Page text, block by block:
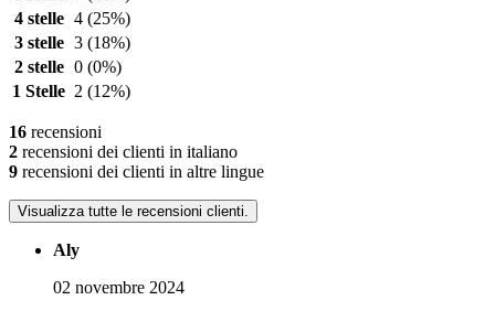
4 stelle 4 (25%)
3 stelle 3 (18%)
2 stelle 0 (0%)
1 Stelle 2 (12%)
16 recensioni
2 recensioni dei clienti in italiano
9 recensioni dei clienti in altre lingue
Visualizza tutte le recensioni clienti.
Aly
02 novembre 2024